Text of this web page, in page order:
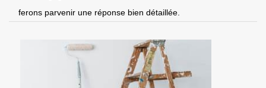
ferons parvenir une réponse bien détaillée.